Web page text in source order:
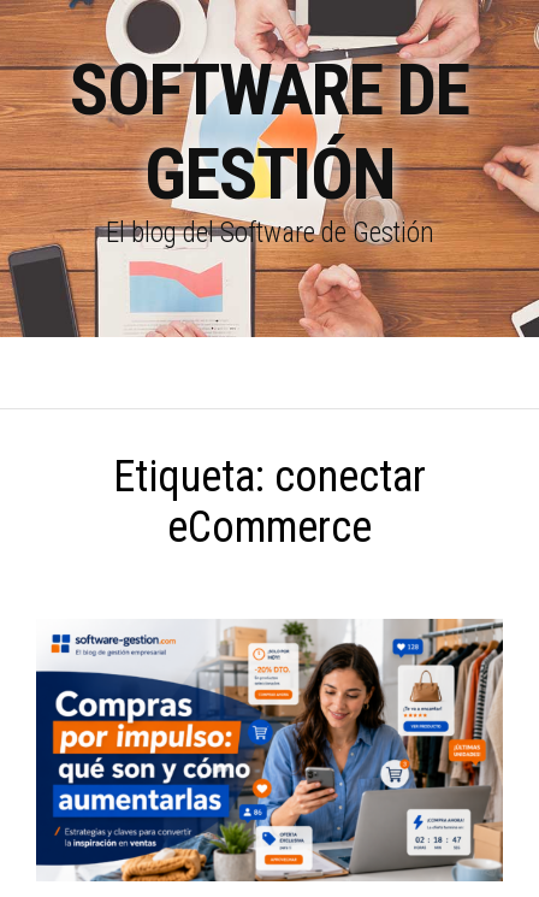
SOFTWARE DE
GESTIÓN
El blog del Software de Gestión
Etiqueta: conectar
eCommerce